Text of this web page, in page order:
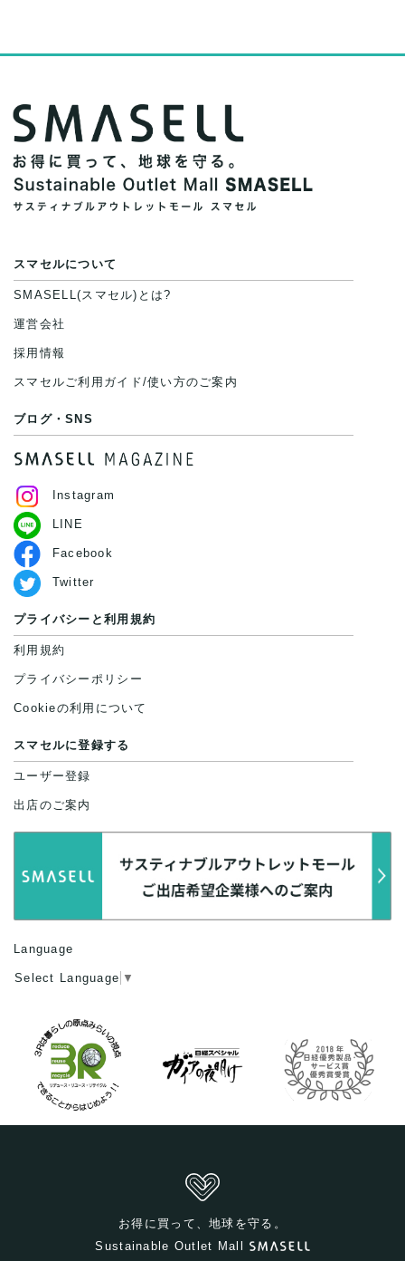
スマセルについて
SMASELL(スマセル)とは?
運営会社
採用情報
スマセルご利用ガイド/使い方のご案内
ブログ・SNS
Instagram
LINE
Facebook
Twitter
プライバシーと利用規約
利用規約
プライバシーポリシー
Cookieの利用について
スマセルに登録する
ユーザー登録
出店のご案内
Language
Select Language ▼
お得に買って、地球を守る。
Sustainable Outlet Mall